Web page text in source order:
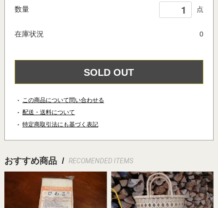
数量 点
在庫状況 0
SOLD OUT
この商品について問い合わせる
配送・送料について
特定商取引法にも基づく表記
おすすめ商品 /RECOMENDED ITEMS